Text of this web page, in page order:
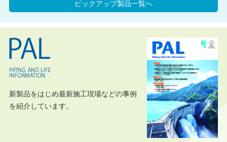
ピックアップ製品一覧へ
新製品をはじめ最新施工現場などの事例
を紹介しています。